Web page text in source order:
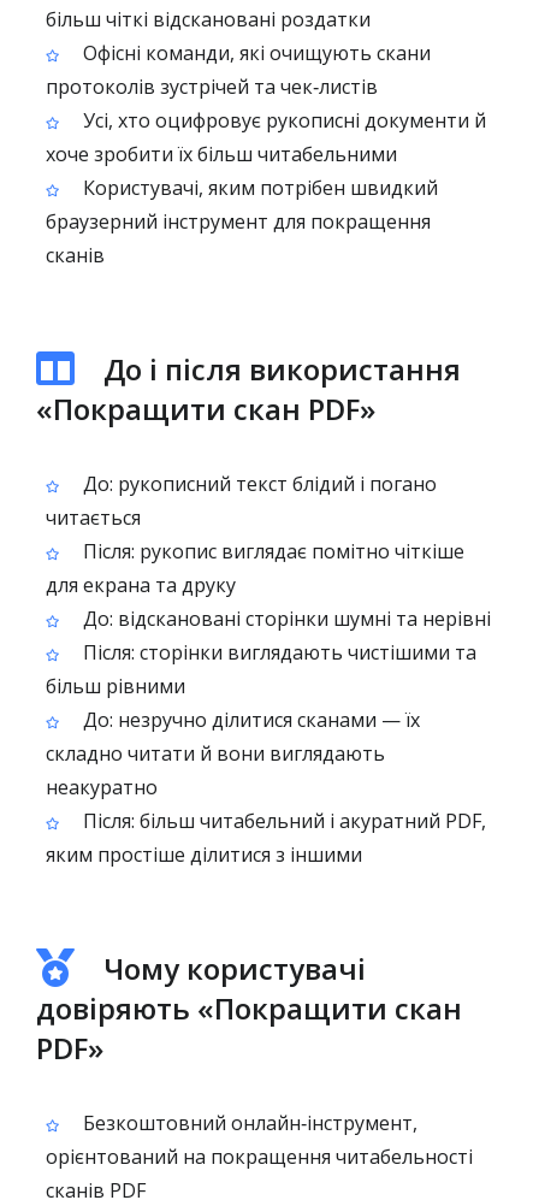
більш чіткі відскановані роздатки
Офісні команди, які очищують скани
протоколів зустрічей та чек‑листів
Усі, хто оцифровує рукописні документи й
хоче зробити їх більш читабельними
Користувачі, яким потрібен швидкий
браузерний інструмент для покращення
сканів
До і після використання
«Покращити скан PDF»
До: рукописний текст блідий і погано
читається
Після: рукопис виглядає помітно чіткіше
для екрана та друку
До: відскановані сторінки шумні та нерівні
Після: сторінки виглядають чистішими та
більш рівними
До: незручно ділитися сканами — їх
складно читати й вони виглядають
неакуратно
Після: більш читабельний і акуратний PDF,
яким простіше ділитися з іншими
Чому користувачі
довіряють «Покращити скан
PDF»
Безкоштовний онлайн‑інструмент,
орієнтований на покращення читабельності
сканів PDF